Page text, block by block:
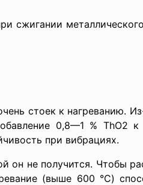
стоек к нагреванию.
0,8—1 % ThO2
при вибрациях.
не получится. Чтобы
(выше 600 °C)